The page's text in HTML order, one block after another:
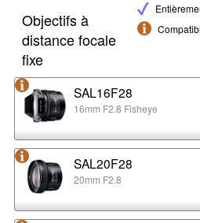
Objectifs à
distance focale
fixe
SAL16F28
16mm F2.8 Fisheye
SAL20F28
20mm F2.8